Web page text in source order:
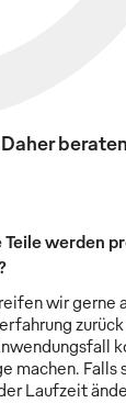
werden
wir gerne
machen. Falls
Laufzeit